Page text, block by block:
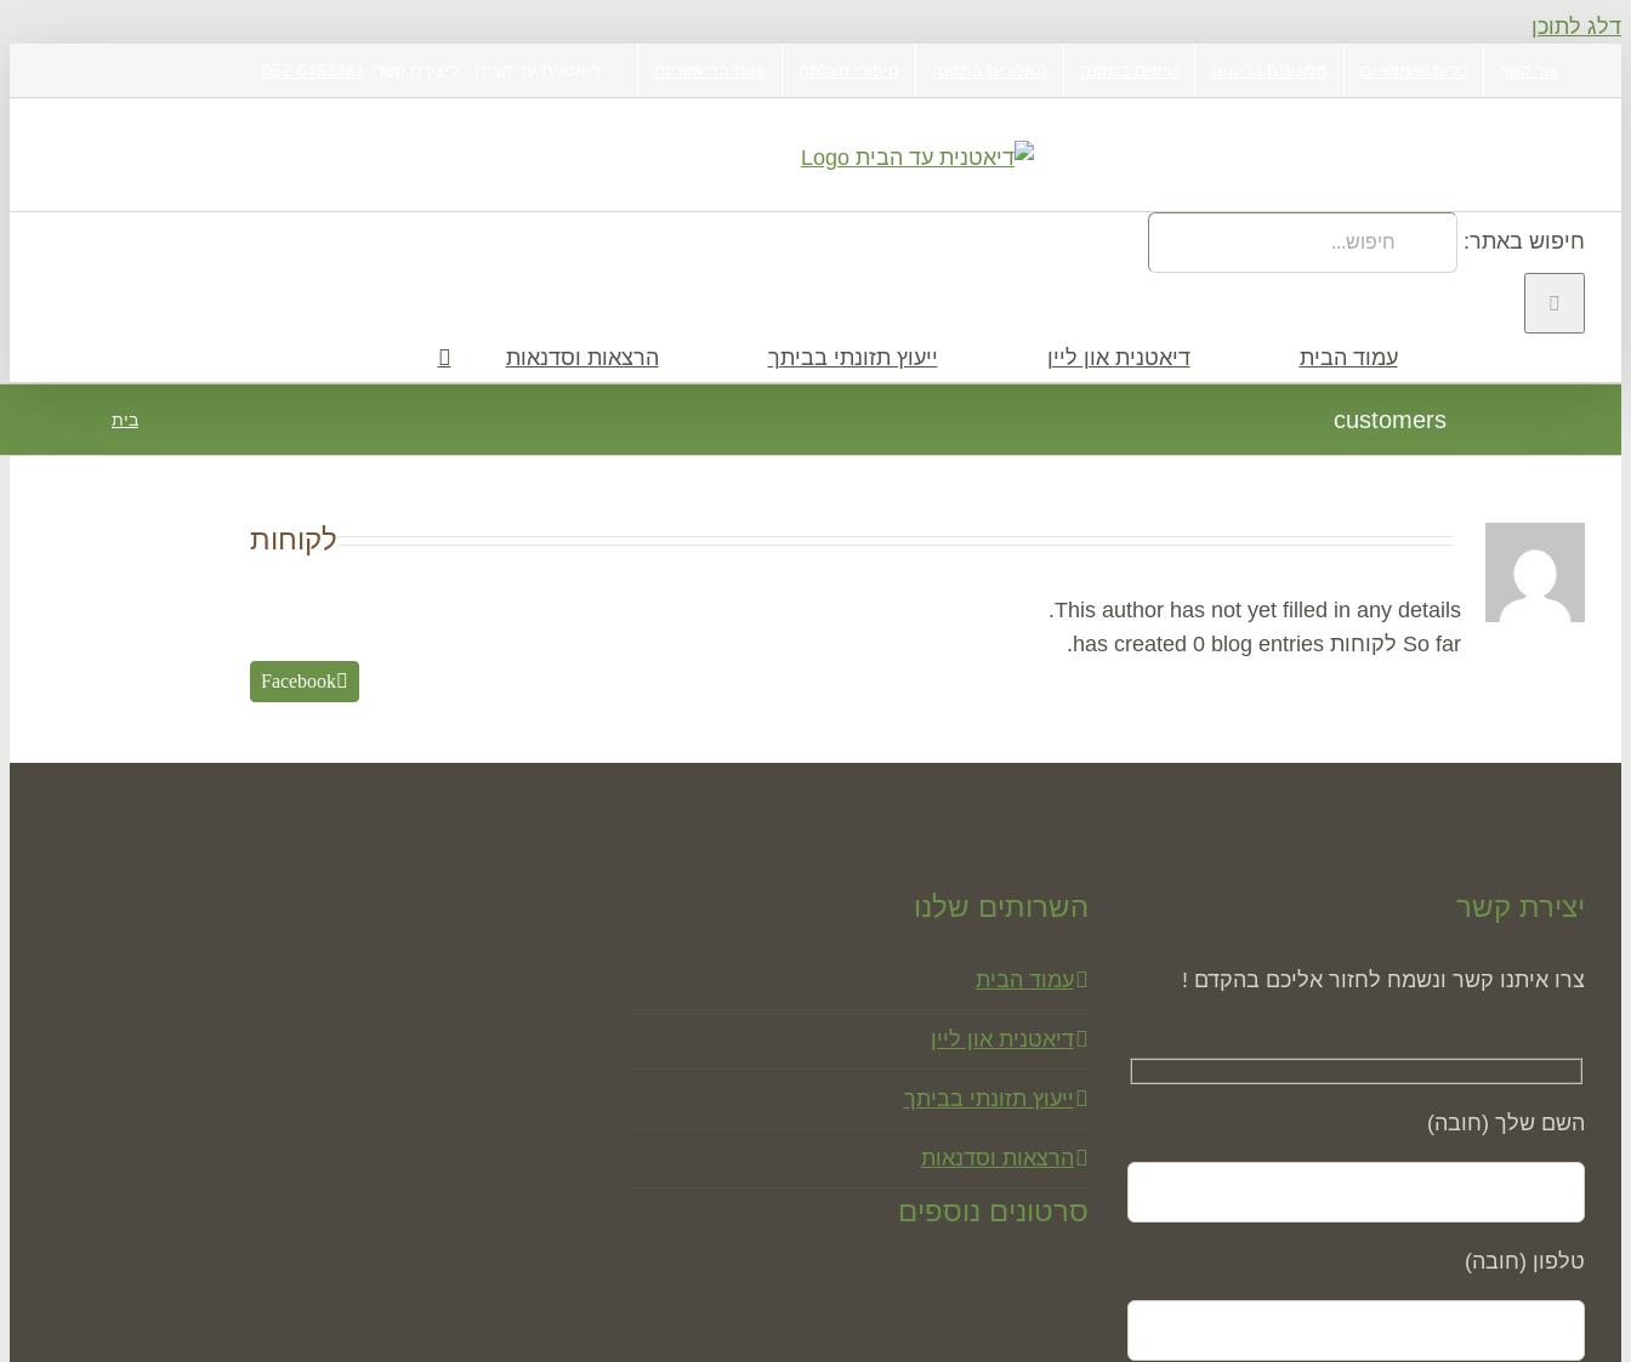
דלג לתוכן
חיפוש באתר:
עמוד הבית דיאטנית און ליין ייעוץ תזונתי בביתך הרצאות וסדנאות
customers בית
לקוחות
This author has not yet filled in any details.
So far לקוחות has created 0 blog entries.
Facebook
יצירת קשר
צרו איתנו קשר ונשמח לחזור אליכם בהקדם !
השם שלך (חובה)
טלפון (חובה)
השרותים שלנו
עמוד הבית
דיאטנית און ליין
ייעוץ תזונתי בביתך
הרצאות וסדנאות
סרטונים נוספים